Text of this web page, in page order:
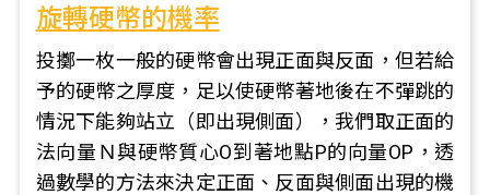
旋轉硬幣的機率
投擲一枚一般的硬幣會出現正面與反面，但若給
予的硬幣之厚度，足以使硬幣著地後在不彈跳的
情況下能夠站立（即出現側面），我們取正面的
法向量Ｎ與硬幣質心O到著地點P的向量OP，透
過數學的方法來決定正面、反面與側面出現的機